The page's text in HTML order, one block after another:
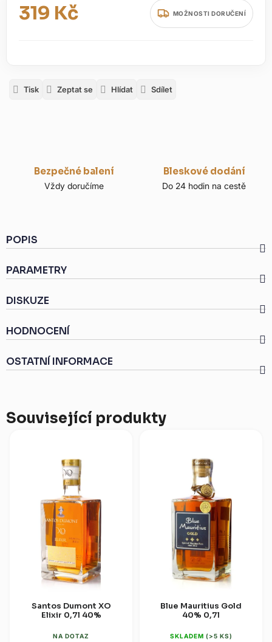
319 Kč
Měrná cena:
MOŽNOSTI DORUČENÍ
Tisk Zeptat se Hlídat Sdílet
Bezpečné balení
Vždy doručíme
Bleskové dodání
Do 24 hodin na cestě
POPIS
PARAMETRY
DISKUZE
HODNOCENÍ
OSTATNÍ INFORMACE
Související produkty
Santos Dumont XO
Elixir 0,7l 40%
NA DOTAZ
Blue Mauritius Gold
40% 0,7l
SKLADEM (>5 KS)